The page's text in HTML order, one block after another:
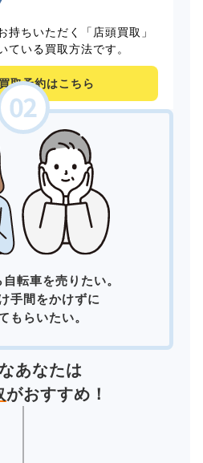
持ちいただく「店頭買取」
ている買取方法です。
取予約はこちら
転車を売りたい。
手間をかけずに
もらいたい。
あなたは
がおすすめ！